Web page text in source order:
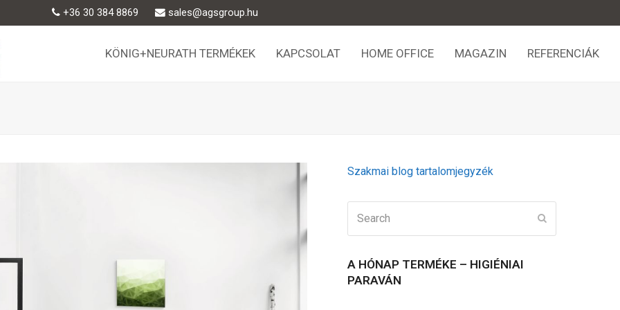
+36 30 384 8869 sales@agsgroup.hu
KÖNIG+NEURATH TERMÉKEK KAPCSOLAT HOME OFFICE MAGAZIN REFERENCIÁK
Szakmai blog tartalomjegyzék
A HÓNAP TERMÉKE – HIGIÉNIAI
PARAVÁN